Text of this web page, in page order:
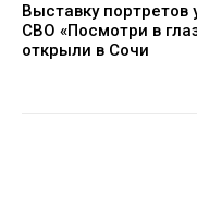
Выставку портретов
СВО «Посмотри в
открыли в Сочи